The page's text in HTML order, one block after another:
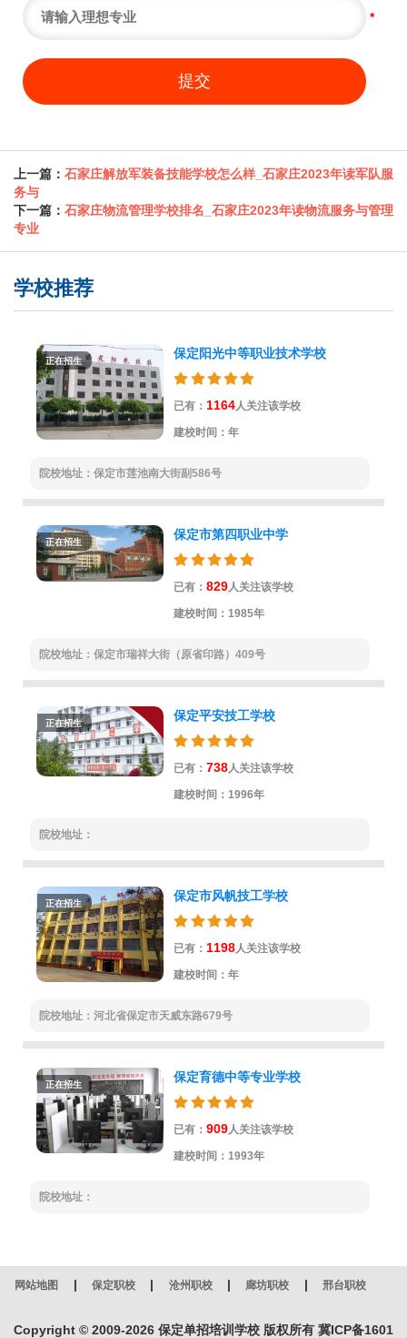
*
提交
上一篇： 石家庄解放军装备技能学校怎么样_石家庄2023年读军队服
务与
下一篇： 石家庄物流管理学校排名_石家庄2023年读物流服务与管理
专业
学校推荐
正在招生
保定阳光中等职业技术学校
已有： 1164人关注该学校
建校时间：年
院校地址：保定市莲池南大街副586号
正在招生
保定市第四职业中学
已有： 829人关注该学校
建校时间：1985年
院校地址：保定市瑞祥大街（原省印路）409号
正在招生
保定平安技工学校
已有： 738人关注该学校
建校时间：1996年
院校地址：
正在招生
保定市风帆技工学校
已有： 1198人关注该学校
建校时间：年
院校地址：河北省保定市天威东路679号
正在招生
保定育德中等专业学校
已有： 909人关注该学校
建校时间：1993年
院校地址：
网站地图 | 保定职校 | 沧州职校 | 廊坊职校 | 邢台职校
Copyright © 2009-2026 保定单招培训学校 版权所有 冀ICP备1601